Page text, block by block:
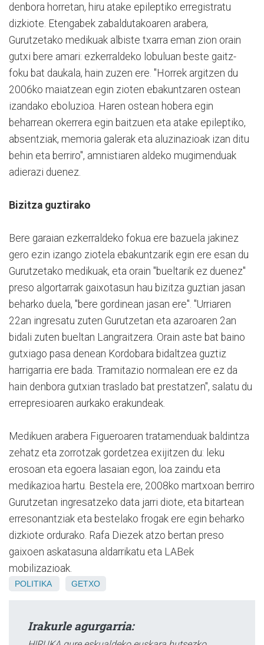
denbora horretan, hiru atake epileptiko erregistratu
dizkiote. Etengabek zabaldutakoaren arabera,
Gurutzetako medikuak albiste txarra eman zion orain
gutxi bere amari: ezkerraldeko lobuluan beste gaitz-
foku bat daukala, hain zuzen ere. "Horrek argitzen du
2006ko maiatzean egin zioten ebakuntzaren ostean
izandako eboluzioa. Haren ostean hobera egin
beharrean okerrera egin baitzuen eta atake epileptiko,
absentziak, memoria galerak eta aluzinazioak izan ditu
behin eta berriro", amnistiaren aldeko mugimenduak
adierazi duenez.
Bizitza guztirako
Bere garaian ezkerraldeko fokua ere bazuela jakinez
gero ezin izango ziotela ebakuntzarik egin ere esan du
Gurutzetako medikuak, eta orain "bueltarik ez duenez"
preso algortarrak gaixotasun hau bizitza guztian jasan
beharko duela, "bere gordinean jasan ere". "Urriaren
22an ingresatu zuten Gurutzetan eta azaroaren 2an
bidali zuten bueltan Langraitzera. Orain aste bat baino
gutxiago pasa denean Kordobara bidaltzea guztiz
harrigarria ere bada. Tramitazio normalean ere ez da
hain denbora gutxian traslado bat prestatzen", salatu du
errepresioaren aurkako erakundeak.
Medikuen arabera Figueroaren tratamenduak baldintza
zehatz eta zorrotzak gordetzea exijitzen du: leku
erosoan eta egoera lasaian egon, loa zaindu eta
medikazioa hartu. Bestela ere, 2008ko martxoan berriro
Gurutzetan ingresatzeko data jarri diote, eta bitartean
erresonantziak eta bestelako frogak ere egin beharko
dizkiote ordurako. Rafa Diezek atzo bertan preso
gaixoen askatasuna aldarrikatu eta LABek
mobilizazioak.
POLITIKA GETXO
Irakurle agurgarria: